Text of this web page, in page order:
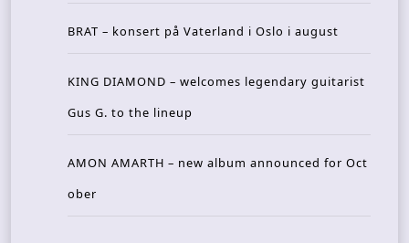
BRAT – konsert på Vaterland i Oslo i august
KING DIAMOND – welcomes legendary guitarist
Gus G. to the lineup
AMON AMARTH – new album announced for Oct
ober